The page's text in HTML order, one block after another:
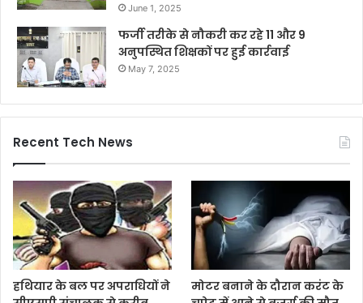
June 1, 2025
फर्जी तरीके से नौकरी कर रहे 11 और 9
अनुपस्थित शिक्षकों पर हुई कार्रवाई
May 7, 2025
Recent Tech News
हथियार के बल पर अपराधियों ने
मोटर बनाने के दौरान करंट के